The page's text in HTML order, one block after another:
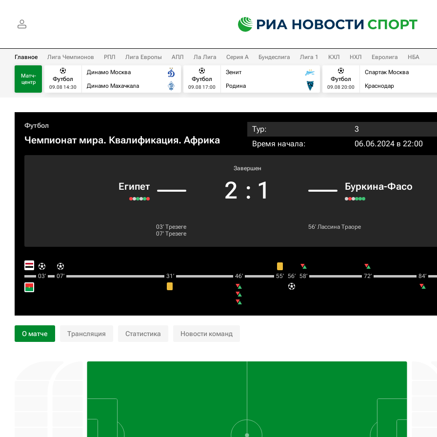
Главное Лига Чемпионов РПЛ Лига Европы АПЛ Ла Лига Серия А Бундеслига Лига 1 КХЛ НХЛ Евролига НБА
Матч-
центр
Футбол
09.08 14:30
Динамо Москва
Динамо Махачкала
Футбол
09.08 17:00
Зенит
Родина
Футбол
09.08 20:00
Спартак Москва
Краснодар
Футбол
Чемпионат мира. Квалификация. Африка
Тур:
3
Время начала:
06.06.2024 в 22:00
Египет
Завершен
2 : 1 Буркина-Фасо
03‎’‎ Трезеге
07‎’‎ Трезеге
56‎’‎ Лассина Траоре
03‎’‎ 07‎’‎ 31‎’‎ 46‎’‎ 55‎’‎ 56‎’‎ 58‎’‎ 72‎’‎ 84‎’‎
О матче Трансляция Статистика Новости команд